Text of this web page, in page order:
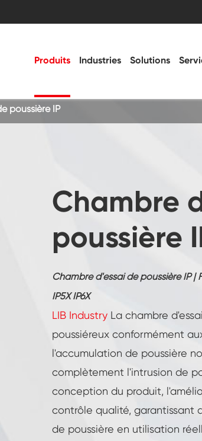
Produits
chaude
haute basse température
constante Humidité Chambre
environnement
CO2
Industries Solutions
poussière IP
Chambre
poussière
Chambre d'essai de poussière IP |
IP5X IP6X
LIB Industry La chambre
poussiéreux conformément
l'accumulation de poussière
complètement l'intrusion de
conception du produit,
contrôle qualité, garantissant
de poussière en utilisation